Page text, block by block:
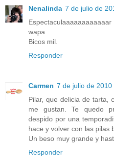
Nenalinda 7 de julio de
wapa.
Bicos mil.
Responder
Carmen 7 de julio de
Pilar, que delicia de tarta,
me gustan. Te quedo
despido por una
hace y volver con las pilas
Un beso muy grande y
Responder